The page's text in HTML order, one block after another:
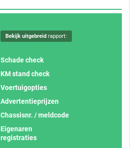
Bekijk uitgebreidrapport:
Schade check
KM stand check
Voertuigopties
Advertentieprijzen
Chassisnr. / meldcode
Eigenaren
registraties